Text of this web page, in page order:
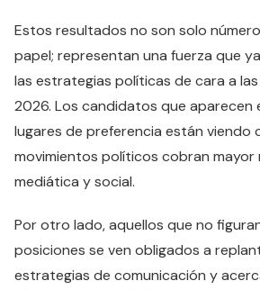
Estos resultados no son solo
papel; representan una fuerza que
las estrategias políticas de cara a
2026. Los candidatos que aparecen
lugares de preferencia están viendo
movimientos políticos cobran mayor
mediática y social.
Por otro lado, aquellos que no
posiciones se ven obligados a
estrategias de comunicación y